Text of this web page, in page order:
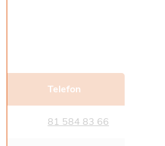
Telefon
81 584 83 66